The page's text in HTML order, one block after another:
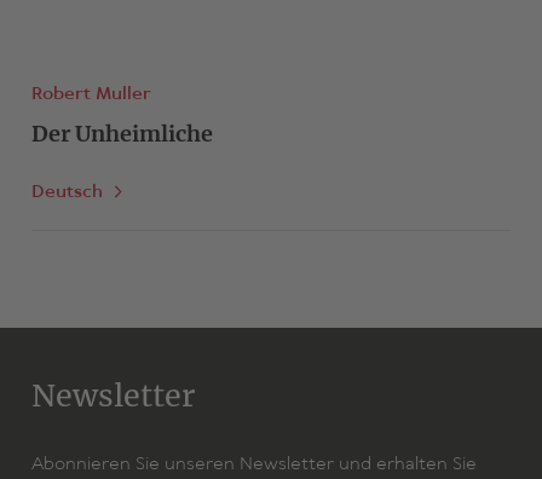
Robert Muller
Der Unheimliche
Deutsch
Newsletter
Abonnieren Sie unseren Newsletter und erhalten Sie